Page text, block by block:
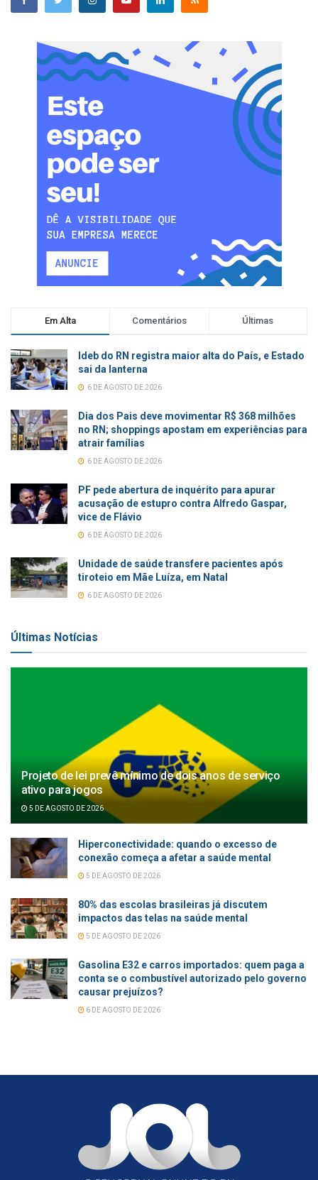
Em Alta Comentários Últimas
Ideb do RN registra maior alta do País, e Estado
sai da lanterna
6 DE AGOSTO DE 2026
Dia dos Pais deve movimentar R$ 368 milhões
no RN; shoppings apostam em experiências para
atrair famílias
6 DE AGOSTO DE 2026
PF pede abertura de inquérito para apurar
acusação de estupro contra Alfredo Gaspar,
vice de Flávio
6 DE AGOSTO DE 2026
Unidade de saúde transfere pacientes após
tiroteio em Mãe Luíza, em Natal
6 DE AGOSTO DE 2026
Últimas Notícias
Projeto de lei prevê mínimo de dois anos de serviço
ativo para jogos
5 DE AGOSTO DE 2026
Hiperconectividade: quando o excesso de
conexão começa a afetar a saúde mental
5 DE AGOSTO DE 2026
80% das escolas brasileiras já discutem
impactos das telas na saúde mental
5 DE AGOSTO DE 2026
Gasolina E32 e carros importados: quem paga a
conta se o combustível autorizado pelo governo
causar prejuízos?
6 DE AGOSTO DE 2026